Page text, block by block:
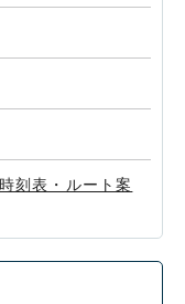
刻表・ルート案